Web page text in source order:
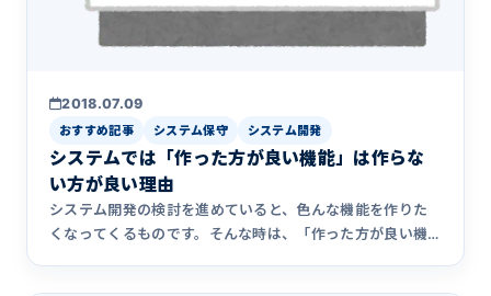
2018.07.09
おすすめ記事 システム保守 システム開発
システムでは「作った方が良い機能」は作らな
い方が良い理由
システム開発の検討を進めていると、色んな機能を作りた
くなってくるものです。そんな時は、「作った方が良い機